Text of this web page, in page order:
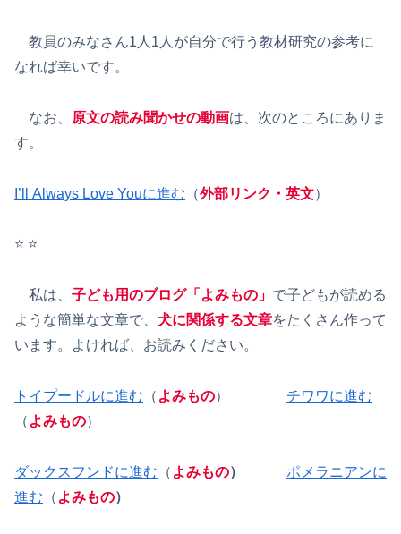
教員のみなさん1人1人が自分で行う教材研究の参考に
なれば幸いです。
なお、 原文の読み聞かせの動画は、次のところにありま
す。
I’ll Always Love Youに進む （外部リンク・英文）
⭐️ ⭐️
私は、 子ども用のブログ「よみもの」 で子どもが読める
ような簡単な文章で、 犬に関係する文章をたくさん作って
います。よければ、お読みください。
トイプードルに進む （ よみもの） チワワに進む
（ よみもの）
ダックスフンドに進む （ よみもの）
ポメラニアンに
進む （ よみもの）